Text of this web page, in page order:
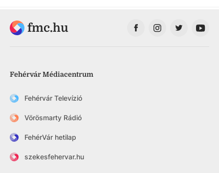
fmc.hu
Fehérvár Médiacentrum
Fehérvár Televízió
Vörösmarty Rádió
FehérVár hetilap
szekesfehervar.hu